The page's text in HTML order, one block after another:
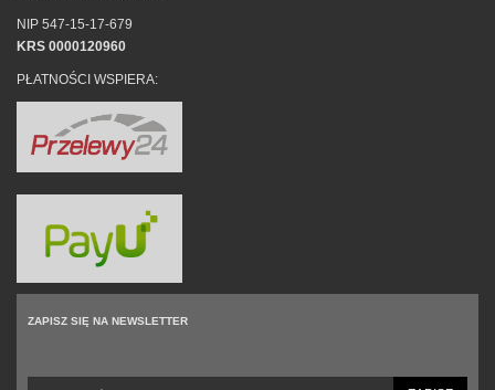
NIP 547-15-17-679
KRS 0000120960
PŁATNOŚCI WSPIERA:
ZAPISZ SIĘ NA NEWSLETTER